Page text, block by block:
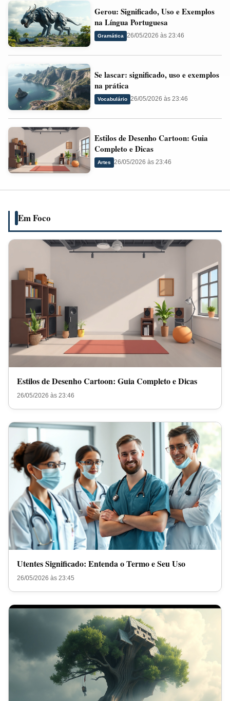
da
Palavra
Gerou:
Significado,
Uso
e
Exemplos
na
Língua
Portuguesa
Gerou: Significado, Uso e Exemplos
na Língua Portuguesa
Gramática 26/05/2026 às 23:46
Se
lascar:
significado,
uso
e
exemplos
na
prática
Se lascar: significado, uso e exemplos
na prática
Vocabulário 26/05/2026 às 23:46
Estilos
de
Desenho
Cartoon:
e
Dicas
Estilos de Desenho Cartoon: Guia
Completo e Dicas
Artes 26/05/2026 às 23:46
Em Foco
Estilos de Desenho Cartoon: Guia Completo e Dicas
26/05/2026 às 23:46
Utentes Significado: Entenda o Termo e Seu Uso
26/05/2026 às 23:45